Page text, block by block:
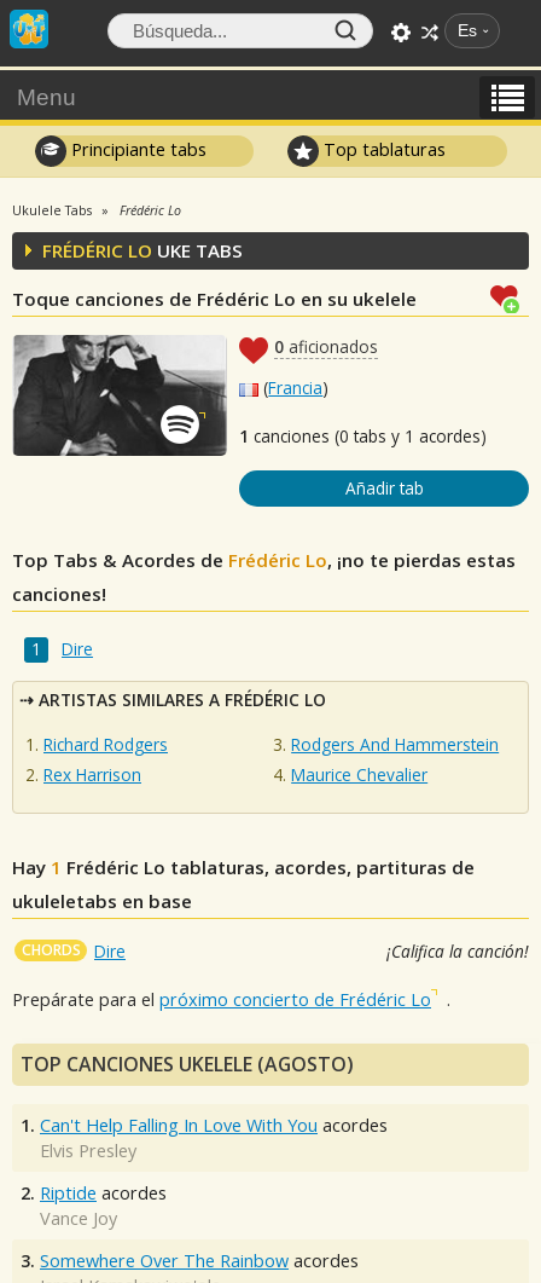
Es
Menu
Principiante tabs Top tablaturas
Ukulele Tabs Frédéric Lo
FRÉDÉRIC LO UKE TABS
Toque canciones de Frédéric Lo en su ukelele
0 aficionados
(Francia)
1 canciones (0 tabs y 1 acordes)
Añadir tab
Top Tabs & Acordes de Frédéric Lo, ¡no te pierdas estas
canciones!
Dire
ARTISTAS SIMILARES A FRÉDÉRIC LO
Richard Rodgers
Rex Harrison
Rodgers And Hammerstein
Maurice Chevalier
Hay 1 Frédéric Lo tablaturas, acordes, partituras de
ukuleletabs en base
CHORDS Dire ¡Califica la canción!
Prepárate para el próximo concierto de Frédéric Lo .
TOP CANCIONES UKELELE (AGOSTO)
1. Can't Help Falling In Love With You acordes
Elvis Presley
2. Riptide acordes
Vance Joy
3. Somewhere Over The Rainbow acordes